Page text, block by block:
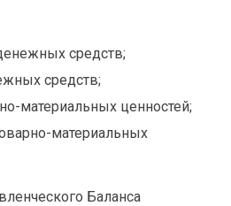
средств;
средств;
материальных ценностей;
материальных
Баланса